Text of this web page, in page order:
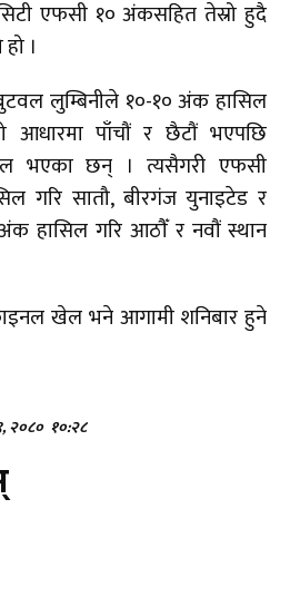
एफसी १० अंकसहित तेस्रो हुदै
।
लुम्बिनीले १०-१० अंक हासिल
आधारमा पाँचौं र छैटौं भएपछि
भएका छन् । त्यसैगरी एफसी
गरि सातौ, बीरगंज युनाइटेड र
हासिल गरि आठौँ र नवौं स्थान
खेल भने आगामी शनिबार हुने
२०८० १०:२८